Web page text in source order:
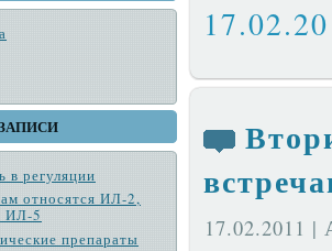
в регуляции
относятся ИЛ-2,
ИЛ-5
препараты
17.02.2011